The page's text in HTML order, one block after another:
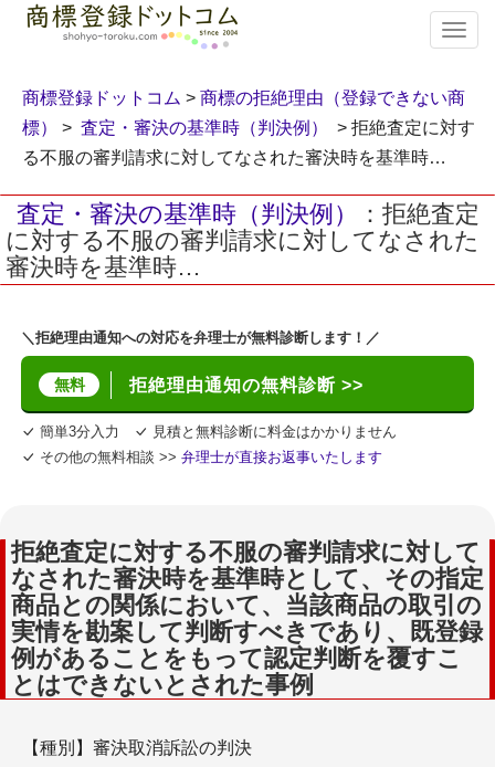
T
o
g
l
v
i
g
商標登録ドットコム > 商標の拒絶理由（登録できない商
標）
> 査定・審決の基準時（判決例）
> 拒絶査定に対す
る不服の審判請求に対してなされた審決時を基準時…
査定・審決の基準時（判決例）
：拒絶査定
に対する不服の審判請求に対してなされた
審決時を基準時…
＼拒絶理由通知への対応を弁理士が無料診断します！／
無料 拒絶理由通知の無料診断 >>
簡単3分入力
見積と無料診断に料金はかかりません
その他の無料相談 >> 弁理士が直接お返事いたします
拒絶査定に対する不服の審判請求に対して
なされた審決時を基準時として、その指定
商品との関係において、当該商品の取引の
実情を勘案して判断すべきであり、既登録
例があることをもって認定判断を覆すこ
とはできないとされた事例
【種別】審決取消訴訟の判決